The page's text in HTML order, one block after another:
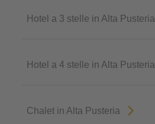
Hotel a 3 stelle in Alta Pusteria
Hotel a 4 stelle in Alta Pusteria
Chalet in Alta Pusteria